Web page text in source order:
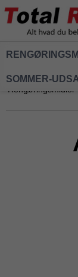
SOMMER-
Rengøringsmidler